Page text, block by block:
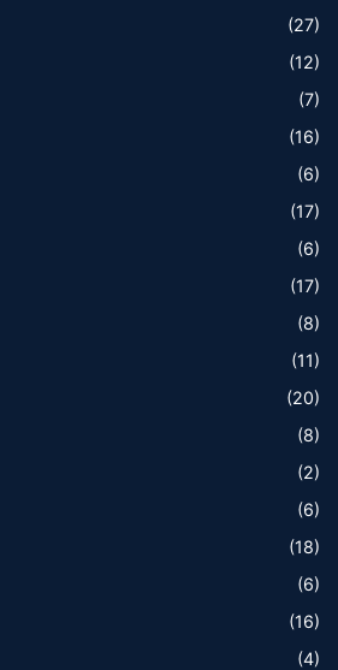
(27)
(12)
(7)
(16)
(6)
(17)
(6)
(17)
(8)
(11)
(20)
(8)
(2)
(6)
(18)
(6)
(16)
(4)